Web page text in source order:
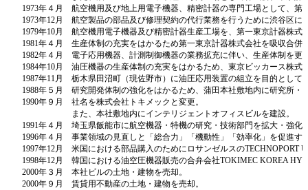
1973年４月
航空機用及び地上用電子機器、精密計器の専門工場として、第
1973年12月
航空製品の部品及び修理契約の代行業務を行うために渋谷区
1979年10月
航空機用電子機器及び精密計器生産工場を、第一東京計器株式
1981年４月
生産体制の充実をはかるため第一東京計器株式会社を吸収合
1982年４月
電子応用機器、計測制御機器の業務拡充に伴い、生産体制を
1984年10月
油圧機器の生産体制の充実をはかるため、東京ビッカース株
1987年11月
栃木県田沼町（現佐野市）に油圧応用装置の組立を目的として
1988年５月
研究開発体制の強化をはかるため、蒲田本社敷地内に研究所・
1990年９月
社名を株式会社トキメックと変更。
また、本社敷地内にインテリジェントオフィスビルを建設。
1991年４月
埼玉県飯能市に航空機器・特機の研究・技術部門を拡大・強化
1996年４月
事業領域の見直しと「総合力」「機動性」「効率化」を促進
1997年12月
米国における部品購入のためにロサンゼルスのTECHNOPORT
1998年12月
韓国における油空圧機器販売の合弁会社TOKIMEC KOREA
2000年３月
本社ビルの土地・建物を売却。
2000年９月
賃貸用不動産の土地・建物を売却。